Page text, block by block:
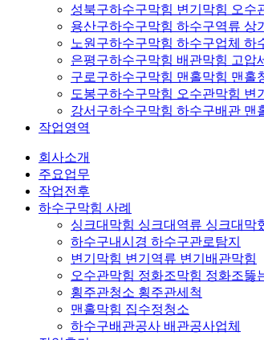
성북구하수구막힘 변기막힘 오수
용산구하수구막힘 하수구역류 상
노원구하수구막힘 하수구업체 하
은평구하수구막힘 배관막힘 고압
구로구하수구막힘 맨홀막힘 맨홀
도봉구하수구막힘 오수관막힘 변
강서구하수구막힘 하수구배관 맨
작업영역
회사소개
주요업무
작업전후
하수구막힘 사례
싱크대막힘 싱크대역류 싱크대막
하수구내시경 하수구관로탐지
변기막힘 변기역류 변기배관막힘
오수관막힘 정화조막힘 정화조뚫
횡주관청소 횡주관세척
맨홀막힘 집수정청소
하수구배관공사 배관공사업체